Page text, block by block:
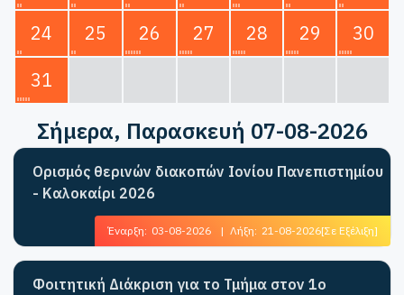
24
25 26 27 28 29
30
31
Σήμερα, Παρασκευή 07-08-2026
Ορισμός θερινών διακοπών Ιονίου Πανεπιστημίου
- Καλοκαίρι 2026
Έναρξη: 03-08-2026 | Λήξη: 21-08-2026[Σε Εξέλιξη]
Φοιτητική Διάκριση για το Τμήμα στον 1ο